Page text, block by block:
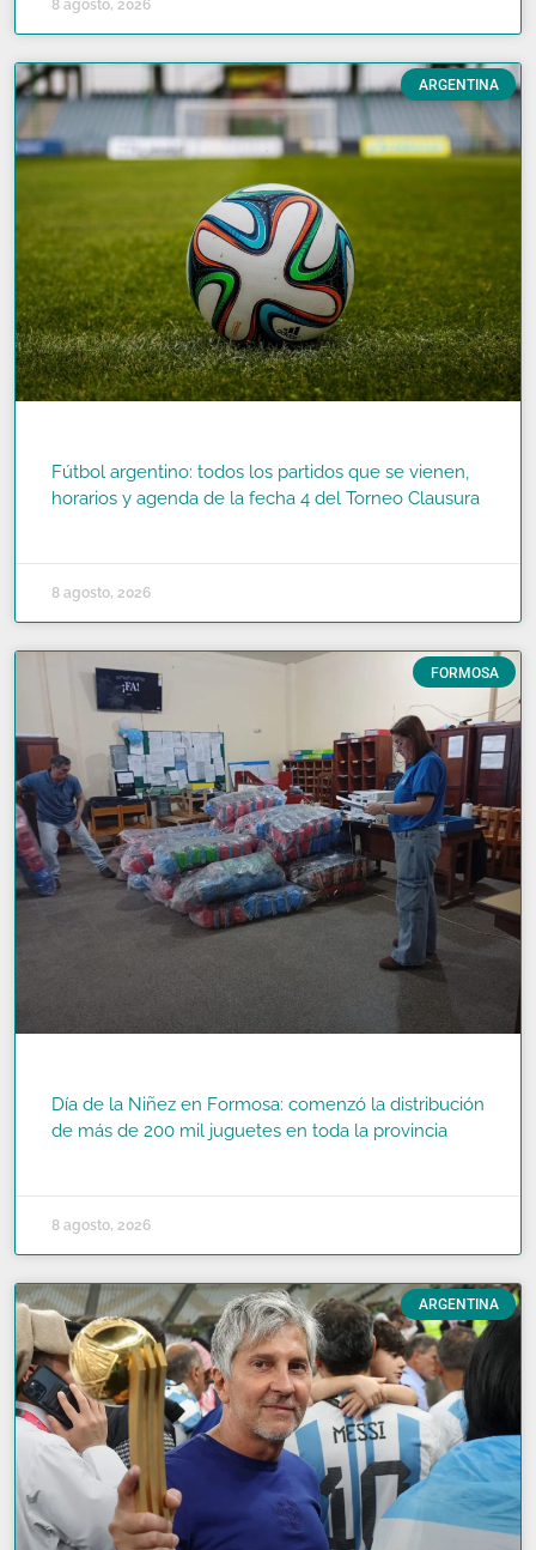
8 agosto, 2026
ARGENTINA
Fútbol argentino: todos los partidos que se vienen,
horarios y agenda de la fecha 4 del Torneo Clausura
8 agosto, 2026
FORMOSA
Día de la Niñez en Formosa: comenzó la distribución
de más de 200 mil juguetes en toda la provincia
8 agosto, 2026
ARGENTINA